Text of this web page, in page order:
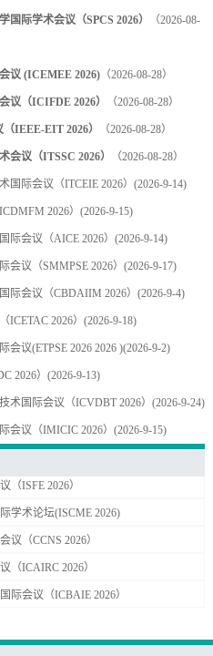
际学术会议（SPCS 2026） （2026-08-
议 (ICEMEE 2026)（2026-08-28）
议（ICIFDE 2026） （2026-08-28）
IEEE-EIT 2026） （2026-08-28）
会议（ITSSC 2026） （2026-08-28）
际会议（ITCEIE 2026） (2026-9-14)
2026） (2026-9-15)
际会议（AICE 2026） (2026-9-14)
议（SMMPSE 2026） (2026-9-17)
际会议（CBDAIIM 2026） (2026-9-4)
2026） (2026-9-18)
会议(ETPSE 2026 2026 )(2026-9-2)
2026） (2026-9-13)
术国际会议（ICVDBT 2026） (2026-9-24)
会议（IMICIC 2026） (2026-9-15)
ISFE 2026）
学术论坛(ISCME 2026)
（CCNS 2026）
（ICAIRC 2026）
际会议（ICBAIE 2026）